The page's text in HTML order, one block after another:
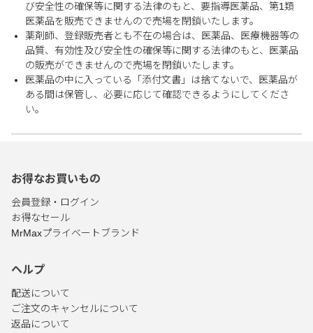
び安全性の確保等に関する法律のもと、要指導医薬品、第1類
医薬品を販売できませんので売場を閉鎖いたします。
薬剤師、登録販売者とも不在の場合は、医薬品、医療機器等の
品質、有効性及び安全性の確保等に関する法律のもと、医薬品
の販売ができませんので売場を閉鎖いたします。
医薬品の中に入っている「添付文書」は捨てないで、医薬品が
ある間は保管し、必要に応じて確認できるようにしてくださ
い。
お得なお買いもの
会員登録・ログイン
お得なセール
MrMaxプライベートブランド
ヘルプ
配送について
ご注文のキャンセルについて
返品について